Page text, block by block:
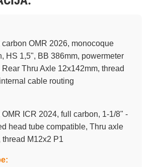
carbon OMR 2026, monocoque
HS 1,5", BB 386mm, powermeter
Thru Axle 12x142mm, thread
cable routing
OMR ICR 2024, full carbon, 1-1/8" -
head tube compatible, Thru axle
thread M12x2 P1